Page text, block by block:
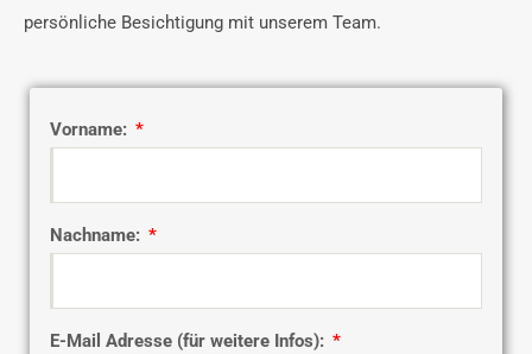
persönliche Besichtigung mit unserem Team.
Vorname:
Nachname:
E-Mail Adresse (für weitere Infos):